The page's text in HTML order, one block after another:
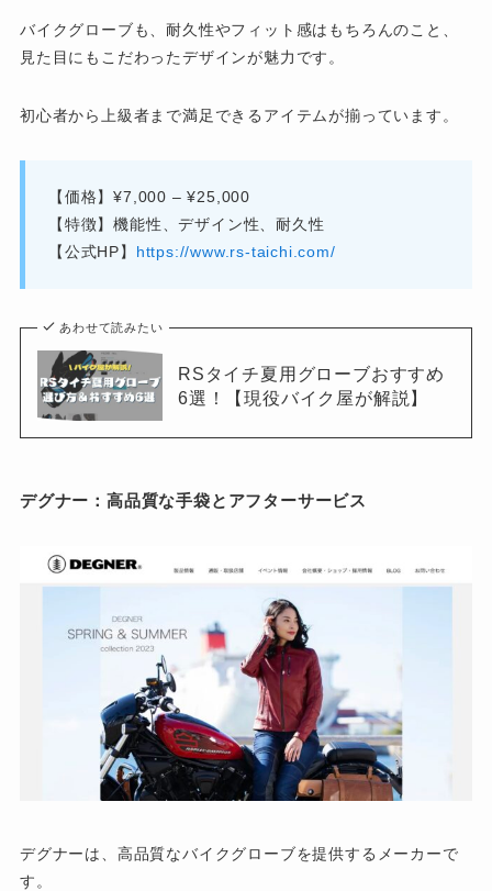
バイクグローブも、耐久性やフィット感はもちろんのこと、
見た目にもこだわったデザインが魅力です。
初心者から上級者まで満足できるアイテムが揃っています。
【価格】¥7,000 – ¥25,000
【特徴】機能性、デザイン性、耐久性
【公式HP】 https://www.rs-taichi.com/
あわせて読みたい
RSタイチ夏用グローブおすすめ
6選！【現役バイク屋が解説】
デグナー：高品質な手袋とアフターサービス
デグナーは、高品質なバイクグローブを提供するメーカーで
す。